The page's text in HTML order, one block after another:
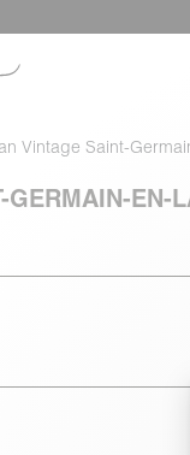
Vintage Saint-
GERMAIN-EN-